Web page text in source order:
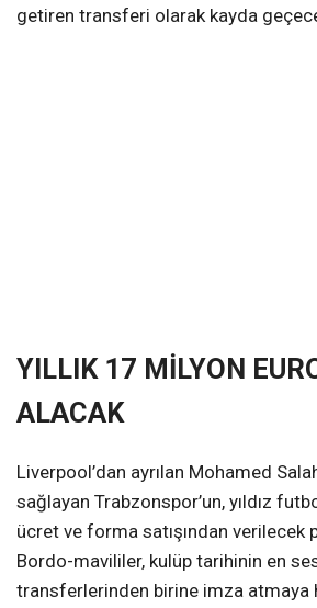
getiren transferi olarak kayda
YILLIK 17 MİLYON
ALACAK
Liverpool’dan ayrılan Mohamed
sağlayan Trabzonspor’un, yıldız
ücret ve forma satışından verilecek
Bordo-mavililer, kulüp tarihinin en
transferlerinden birine imza atmaya